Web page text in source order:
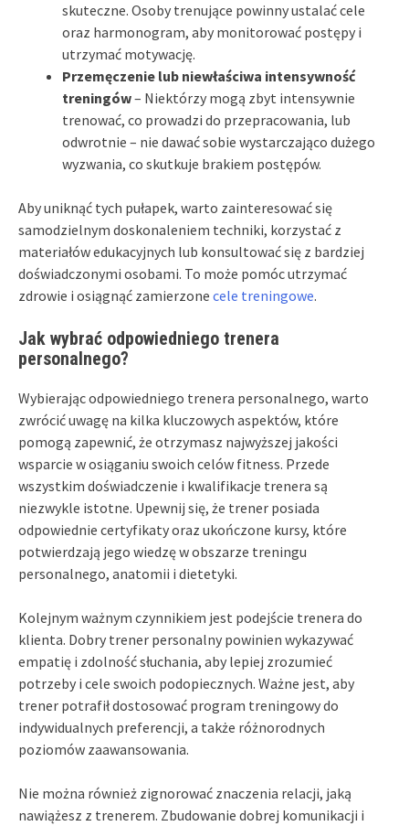
skuteczne. Osoby trenujące powinny ustalać cele
oraz harmonogram, aby monitorować postępy i
utrzymać motywację.
Przemęczenie lub niewłaściwa intensywność
treningów– Niektórzy mogą zbyt intensywnie
trenować, co prowadzi do przepracowania, lub
odwrotnie – nie dawać sobie wystarczająco dużego
wyzwania, co skutkuje brakiem postępów.
Aby uniknąć tych pułapek, warto zainteresować się
samodzielnym doskonaleniem techniki, korzystać z
materiałów edukacyjnych lub konsultować się z bardziej
doświadczonymi osobami. To może pomóc utrzymać
zdrowie i osiągnąć zamierzone cele treningowe.
Jak wybrać odpowiedniego trenera
personalnego?
Wybierając odpowiedniego trenera personalnego, warto
zwrócić uwagę na kilka kluczowych aspektów, które
pomogą zapewnić, że otrzymasz najwyższej jakości
wsparcie w osiąganiu swoich celów fitness. Przede
wszystkim doświadczenie i kwalifikacje trenera są
niezwykle istotne. Upewnij się, że trener posiada
odpowiednie certyfikaty oraz ukończone kursy, które
potwierdzają jego wiedzę w obszarze treningu
personalnego, anatomii i dietetyki.
Kolejnym ważnym czynnikiem jest podejście trenera do
klienta. Dobry trener personalny powinien wykazywać
empatię i zdolność słuchania, aby lepiej zrozumieć
potrzeby i cele swoich podopiecznych. Ważne jest, aby
trener potrafił dostosować program treningowy do
indywidualnych preferencji, a także różnorodnych
poziomów zaawansowania.
Nie można również zignorować znaczenia relacji, jaką
nawiążesz z trenerem. Zbudowanie dobrej komunikacji i